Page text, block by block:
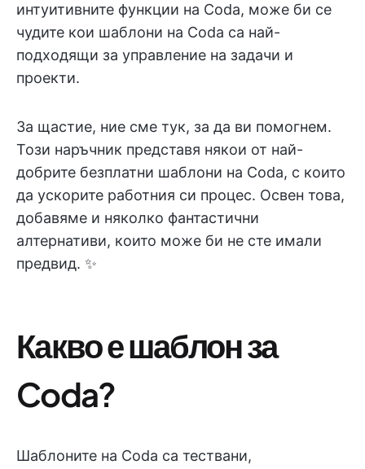
интуитивните функции на Coda, може би се
чудите кои шаблони на Coda са най-
подходящи за управление на задачи и
проекти.
За щастие, ние сме тук, за да ви помогнем.
Този наръчник представя някои от най-
добрите безплатни шаблони на Coda, с които
да ускорите работния си процес. Освен това,
добавяме и няколко фантастични
алтернативи, които може би не сте имали
предвид. ✨
Какво е шаблон за
Coda?
Шаблоните на Coda са тествани,